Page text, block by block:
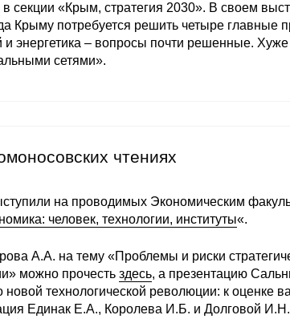
в секции «Крым, стратегия 2030». В своем
Крыму потребуется решить четыре главные
и энергетика – вопросы почти решенные.
сетями».
чтениях
на проводимых Экономическим
человек, технологии, институты«.
А.А. на тему «Проблемы и риски
можно прочесть здесь, а презентацию
технологической революции: к оценке
Единак Е.А., Королева И.Б. и Долговой